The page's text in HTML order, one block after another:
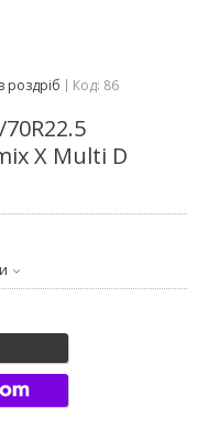
роздріб Код: 86
X Multi D